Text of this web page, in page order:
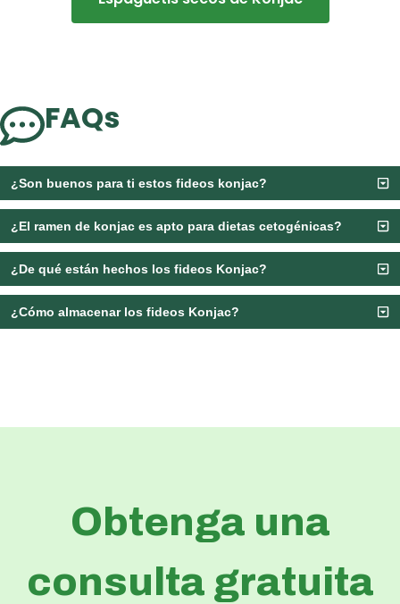
FAQs
¿Son buenos para ti estos fideos konjac?
¿El ramen de konjac es apto para dietas cetogénicas?
¿De qué están hechos los fideos Konjac?
¿Cómo almacenar los fideos Konjac?
Obtenga una
consulta gratuita